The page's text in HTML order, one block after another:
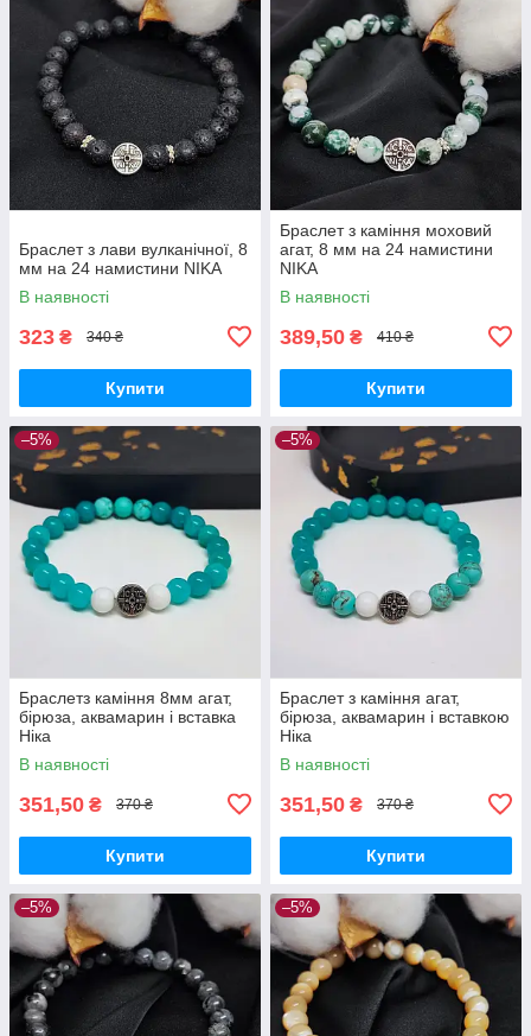
Браслет з лави вулканічної, 8
мм на 24 намистини NIKA
В наявності
323 ₴ 340 ₴
Купити
Браслет з каміння моховий
агат, 8 мм на 24 намистини
NIKA
В наявності
389,50 ₴ 410 ₴
Купити
–5%
Браслетз каміння 8мм агат,
бірюза, аквамарин і вставка
Ніка
В наявності
351,50 ₴ 370 ₴
Купити
–5%
Браслет з каміння агат,
бірюза, аквамарин і вставкою
Ніка
В наявності
351,50 ₴ 370 ₴
Купити
–5% –5%